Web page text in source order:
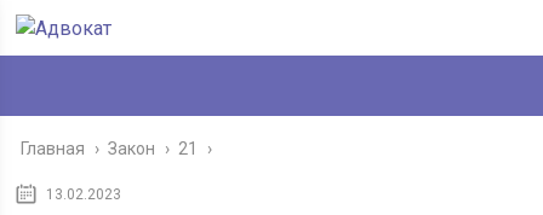
Главная › Закон › 21 ›
13.02.2023